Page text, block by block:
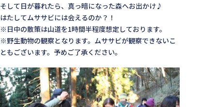
そして日が暮れたら、真っ暗になった森へお出かけ♪
はたしてムササビには会えるのか？！
※日中の散策は山道を1時間半程度想定しております。
※野生動物の観察となります。ムササビが観察できないこ
ともございます。予めご了承ください。